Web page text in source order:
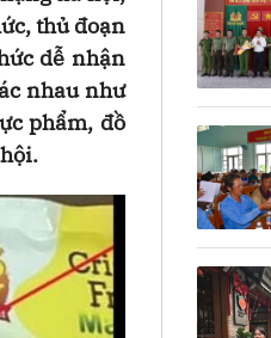
thủ đoạn
dễ nhận
nhau như
phẩm, đồ